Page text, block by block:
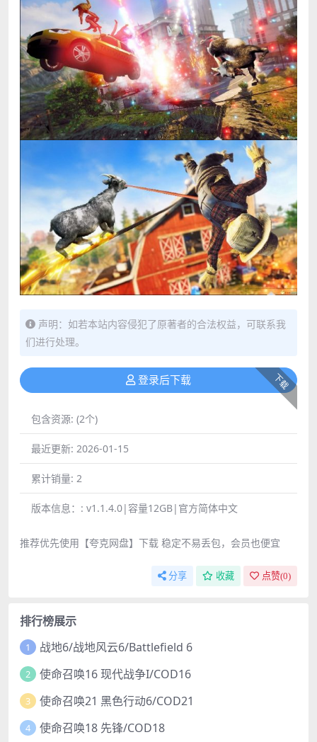
声明：如若本站内容侵犯了原著者的合法权益，可联系我
们进行处理。
下载
登录后下载
包含资源: (2个)
最近更新: 2026-01-15
累计销量: 2
版本信息：: v1.1.4.0|容量12GB|官方简体中文
推荐优先使用【夸克网盘】下载 稳定不易丢包，会员也便宜
分享 收藏 点赞(0)
排行榜展示
1 战地6/战地风云6/Battlefield 6
2 使命召唤16 现代战争I/COD16
3 使命召唤21 黑色行动6/COD21
4 使命召唤18 先锋/COD18